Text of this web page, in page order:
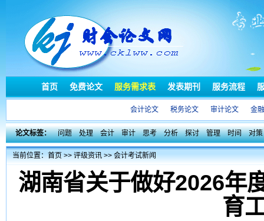
首页 免费论文 服务需求表 发表期刊 服务流程
会计论文 税务论文 审计论文 金
论文标签： 问题 处理 会计 审计 思考 分析 探讨 管理 时间 对策
当前位置：首页>>评级资讯>>会计考试新闻
湖南省关于做好2026年
育